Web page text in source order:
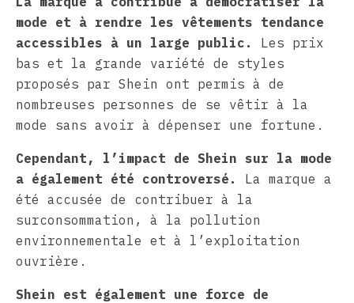
mode et à rendre les vêtements tendance
accessibles à un large public.
Les prix
bas et la grande variété de styles
proposés par Shein ont permis à de
nombreuses personnes de se vêtir à la
mode sans avoir à dépenser une fortune.
Cependant, l’impact de Shein sur la mode
a également été controversé.
La marque a
été accusée de contribuer à la
surconsommation, à la pollution
environnementale et à l’exploitation
ouvrière.
Shein est également une force de